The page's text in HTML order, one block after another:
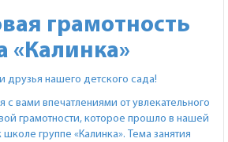
грамотность
«Калинка»
друзья нашего детского сада!
вами впечатлениями от увлекательного
грамотности, которое прошло в нашей
группе «Калинка». Тема занятия